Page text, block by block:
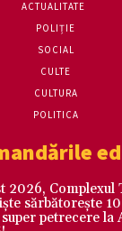
ACTUALITATE
POLIȚIE
SOCIAL
CULTE
CULTURA
POLITICA
2026, Complexul
sărbătorește
petrecere la